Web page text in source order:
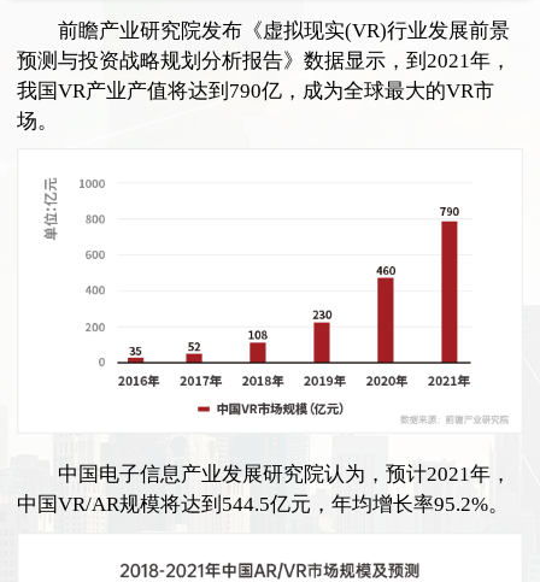
前瞻产业研究院发布《虚拟现实(VR)行业发展前景
预测与投资战略规划分析报告》数据显示，到2021年，
我国VR产业产值将达到790亿，成为全球最大的VR市
场。
中国电子信息产业发展研究院认为，预计2021年，
中国VR/AR规模将达到544.5亿元，年均增长率95.2%。